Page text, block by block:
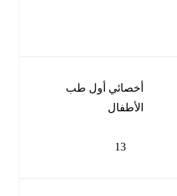
أخصائي أول طب
الأطفال
13